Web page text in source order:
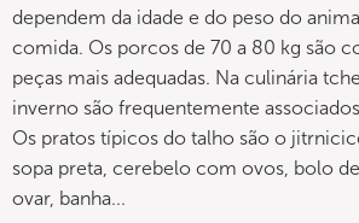
dependem da idade e do peso do
comida. Os porcos de 70 a 80 kg são
peças mais adequadas. Na culinária
inverno são frequentemente
Os pratos típicos do talho são o
sopa preta, cerebelo com ovos, bolo
ovar, banha...